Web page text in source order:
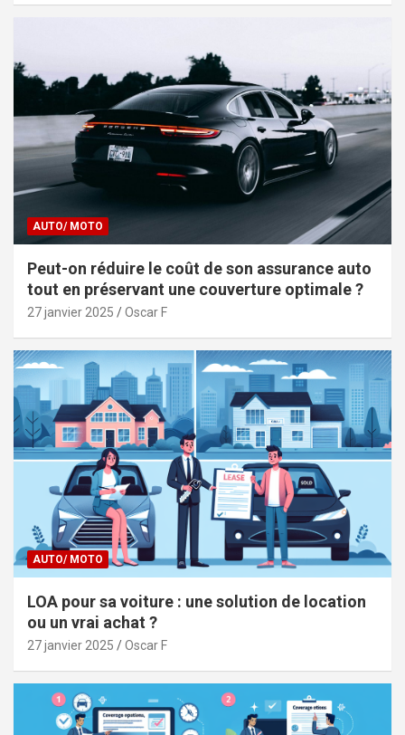
AUTO/ MOTO
Peut-on réduire le coût de son assurance auto
tout en préservant une couverture optimale ?
27 janvier 2025 Oscar F
AUTO/ MOTO
LOA pour sa voiture : une solution de location
ou un vrai achat ?
27 janvier 2025 Oscar F